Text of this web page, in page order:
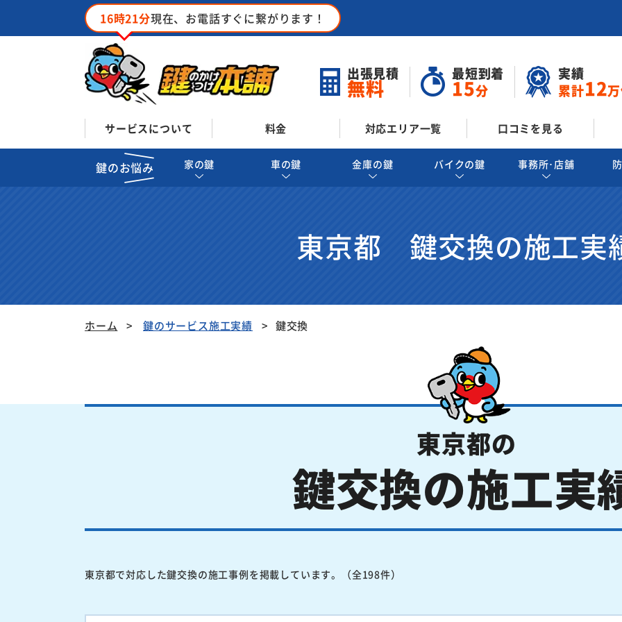
16時21分現在、お電話すぐに繋がります！
出張見積
無料
最短到着
15分
実績
累計12
サービスについて 料金 対応エリア一覧 口コミを見る
鍵のお悩み 家の鍵 車の鍵 金庫の鍵 バイクの鍵 事務所･店舗
東京都 鍵交換の施工実
ホーム 鍵のサービス施工実績 鍵交換
東京都の
鍵交換の施工実
東京都で対応した鍵交換の施工事例を掲載しています。（全198件）